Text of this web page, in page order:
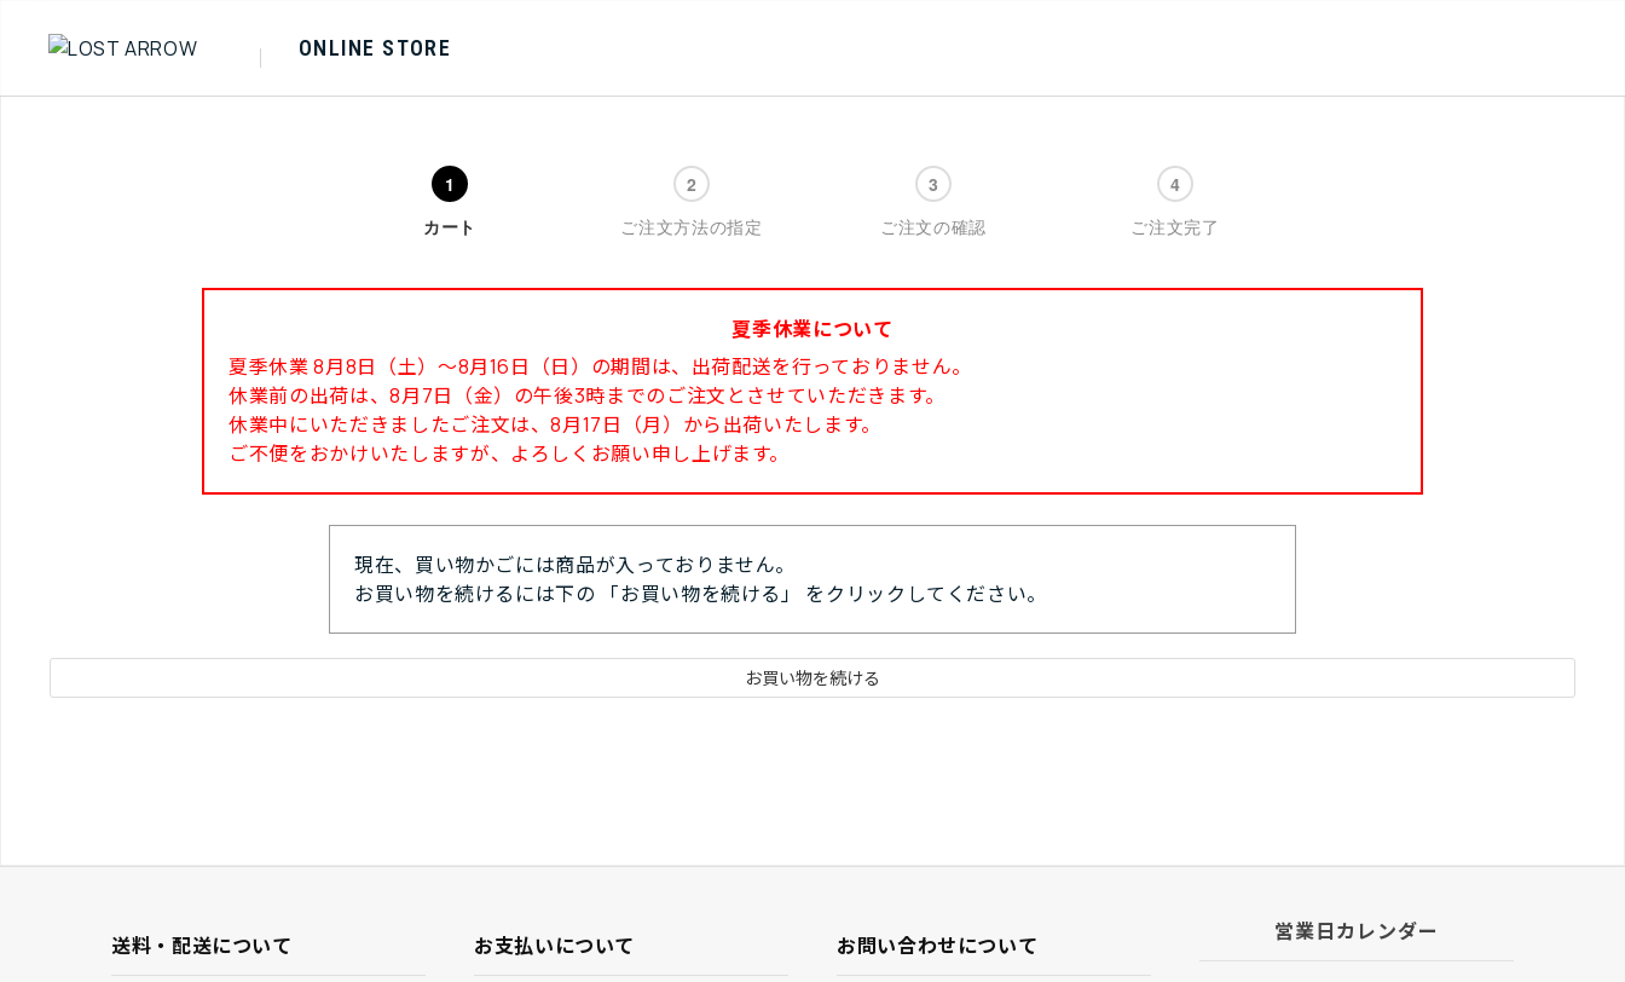
ONLINE STORE
カート ご注文方法の指定 ご注文の確認 ご注文完了
夏季休業について
夏季休業 8月8日（土）～8月16日（日）の期間は、出荷配送を行っておりません。
休業前の出荷は、8月7日（金）の午後3時までのご注文とさせていただきます。
休業中にいただきましたご注文は、8月17日（月）から出荷いたします。
ご不便をおかけいたしますが、よろしくお願い申し上げます。
現在、買い物かごには商品が入っておりません。
お買い物を続けるには下の 「お買い物を続ける」 をクリックしてください。
送料・配送について お支払いについて お問い合わせについて
営業日カレンダー